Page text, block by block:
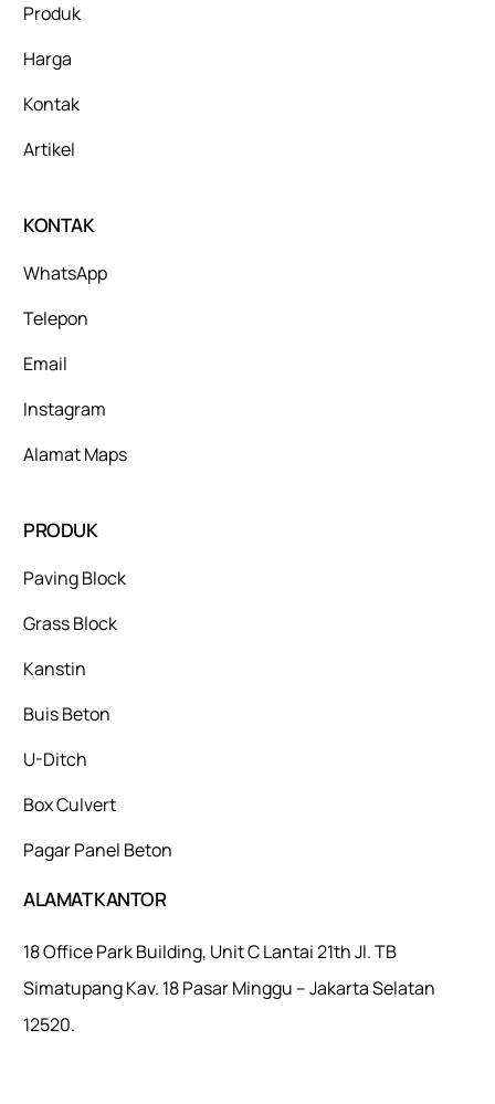
Produk
Harga
Kontak
Artikel
KONTAK
WhatsApp
Telepon
Email
Instagram
Alamat Maps
PRODUK
Paving Block
Grass Block
Kanstin
Buis Beton
U-Ditch
Box Culvert
Pagar Panel Beton
ALAMAT KANTOR
18 Office Park Building, Unit C Lantai 21th Jl. TB
Simatupang Kav. 18 Pasar Minggu – Jakarta Selatan
12520.